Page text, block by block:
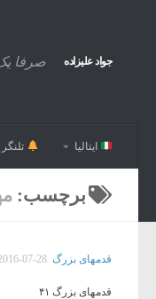
جواد علیزاده صرفا
ایتالیا تلنگر
برچسب:
قدمهای بزرگ 07-28
قدمهای بزرگ ۴۱